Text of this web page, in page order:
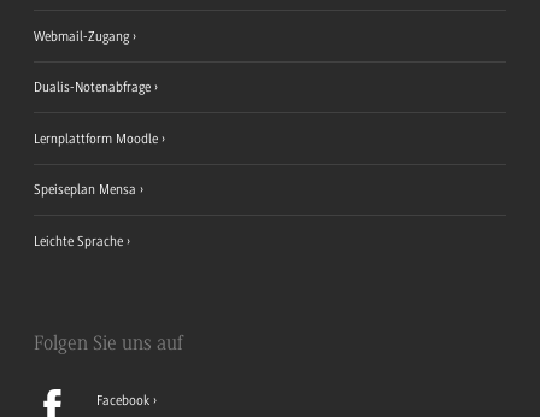
Webmail-Zugang
Dualis-Notenabfrage
Lernplattform Moodle
Speiseplan Mensa
Leichte Sprache
Folgen Sie uns auf
Facebook